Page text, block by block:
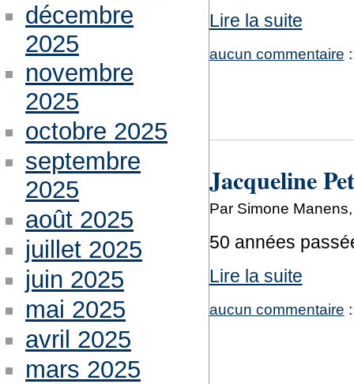
Lire la suite
aucun commentaire
Jacqueline
Par Simone
50 années
Lire la suite
aucun commentaire
décembre
2025
novembre
2025
octobre 2025
septembre
2025
août 2025
juillet 2025
juin 2025
mai 2025
avril 2025
mars 2025